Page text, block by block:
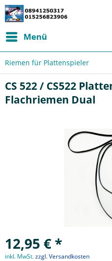
Menü
Riemen für Plattenspieler
CS 522 / CS522
Flachriemen Dual
12,95 € *
inkl. MwSt.zzgl. Versandkosten